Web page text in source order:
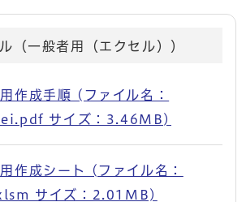
（一般者用（エクセル））
作成手順 (ファイル名：
サイズ：3.46MB)
作成シート (ファイル名：
サイズ：2.01MB)